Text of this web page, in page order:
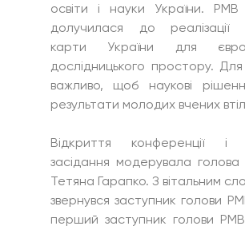
освіти і науки України.
долучилася до реалізації
карти України для
дослідницького простору.
важливо, щоб наукові
результати молодих вчених
Відкриття конференції і
засідання модерувала
Тетяна Гарапко. З вітальним
звернувся заступник голови
перший заступник голови